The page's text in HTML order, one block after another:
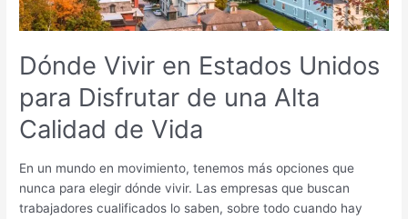
Dónde Vivir en Estados Unidos
para Disfrutar de una Alta
Calidad de Vida
En un mundo en movimiento, tenemos más opciones que
nunca para elegir dónde vivir. Las empresas que buscan
trabajadores cualificados lo saben, sobre todo cuando hay
una
Alta
de
Vida